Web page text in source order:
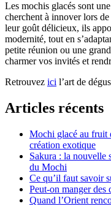
Les mochis glacés sont
cherchent à innover lors
leur goût délicieux, ils
modernité, tout en
petite réunion ou une
charmer vos invités et
Retrouvez ici l’art de
Articles récents
Mochi glacé au fruit
création exotique
Sakura : la nouvelle
du Mochi
Ce qu’il faut savoir
Peut-on manger des
Quand l’Orient